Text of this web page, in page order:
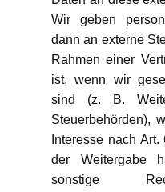
Wir geben
dann an externe
Rahmen einer
ist, wenn wir
sind (z. B.
Steuerbehörden),
Interesse nach
der Weitergabe
sonstige